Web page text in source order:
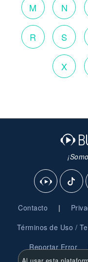
M N
R S
X
Contacto |
Términos de Uso /
Reportar Error